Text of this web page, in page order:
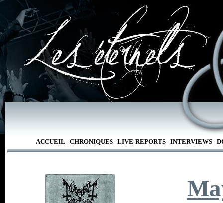
ACCUEIL CHRONIQUES LIVE-REPORTS INTERVIEWS